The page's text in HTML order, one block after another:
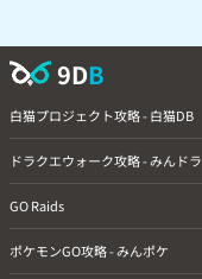
9DB
白猫プロジェクト攻略 - 白猫DB
ドラクエウォーク攻略 - みんドラ
GO Raids
ポケモンGO攻略 - みんポケ